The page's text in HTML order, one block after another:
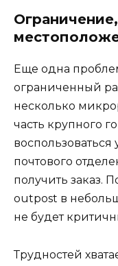
Еще одна
ограниченный
несколько
часть крупного
почтового
получить заказ.
outpost в
не будет
Трудностей